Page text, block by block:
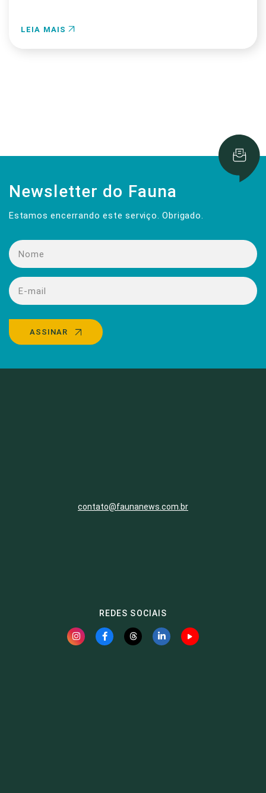
LEIA MAIS
Newsletter do Fauna
Estamos encerrando este serviço. Obrigado.
ASSINAR
contato@faunanews.com.br
REDES SOCIAIS